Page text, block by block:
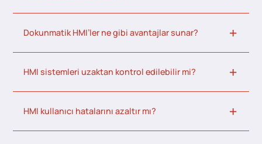
Dokunmatik HMI’ler ne gibi avantajlar sunar?
HMI sistemleri uzaktan kontrol edilebilir mi?
HMI kullanıcı hatalarını azaltır mı?